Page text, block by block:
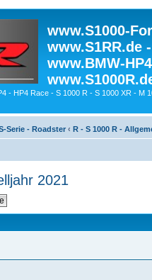
www.S1000-
www.S1RR.de
www.BMW-
- HP4 Race - S 1000 R - S 1000 XR - M
Serie - Roadster ‹ R - S 1000 R -
2021